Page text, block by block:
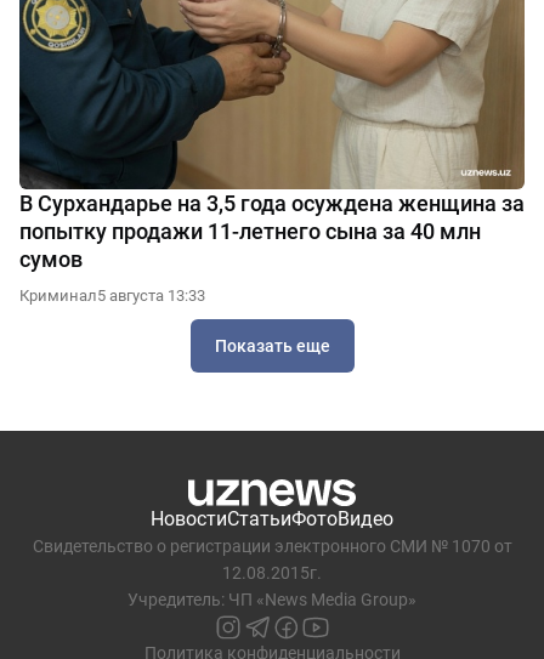
В Сурхандарье на 3,5 года осуждена женщина за
попытку продажи 11-летнего сына за 40 млн
сумов
Криминал5 августа 13:33
Показать еще
НовостиСтатьиФотоВидео
Свидетельство о регистрации электронного СМИ № 1070 от
12.08.2015г.
Учредитель: ЧП «News Media Group»
Политика конфиденциальности